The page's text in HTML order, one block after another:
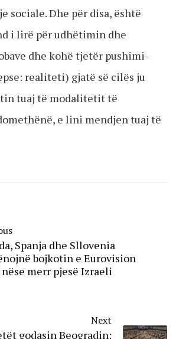
sociale. Dhe për disa, është
i lirë për udhëtimin dhe
dhe kohë tjetër pushimi-
realiteti) gjatë së cilës ju
tuaj të modalitetit të
e lini mendjen tuaj të
Spanja dhe Sllovenia
bojkotin e Eurovision
merr pjesë Izraeli
Next
godasin Beogradin: